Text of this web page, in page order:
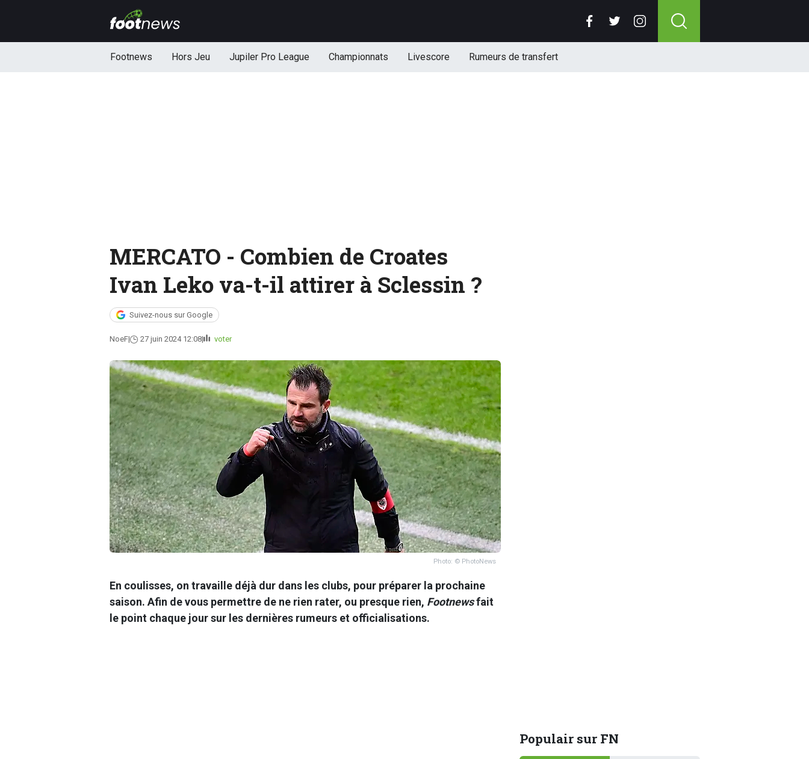
Footnews Hors Jeu Jupiler Pro League Championnats Livescore Rumeurs de transfert
MERCATO - Combien de Croates
Ivan Leko va-t-il attirer à Sclessin ?
Suivez-nous sur Google
NoeF 27 juin 2024 12:08 voter
Photo: © PhotoNews
En coulisses, on travaille déjà dur dans les clubs, pour préparer la prochaine
saison. Afin de vous permettre de ne rien rater, ou presque rien, Footnewsfait
le point chaque jour sur les dernières rumeurs et officialisations.
Populair sur FN